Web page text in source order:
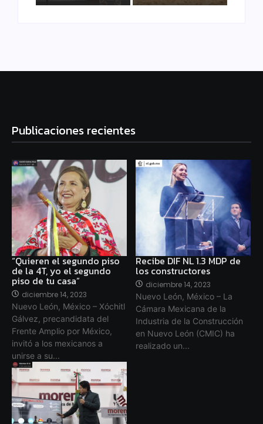
Publicaciones recientes
“Quieren el segundo piso
de la 4T, yo el segundo
piso de tu casa”
diciembre 14, 2023
Nuevo León, México – Xóchitl
Gálvez, precandidata del
Frente Amplio por México,
invitó a los mexicanos a
unirse a su...
Recibe DIF NL 1.3 MDP de
los constructores
diciembre 14, 2023
Nuevo León, México – La
Cámara Mexicana de la
Industria de la Construcción
en Nuevo León (CMIC) ha
realizado un...